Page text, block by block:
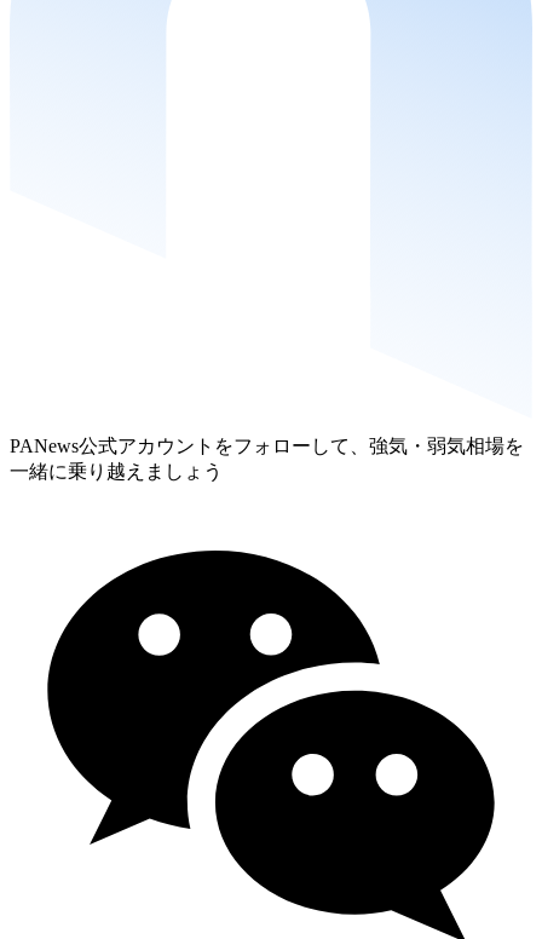
PANews公式アカウントをフォローして、強気・弱気相場を
一緒に乗り越えましょう